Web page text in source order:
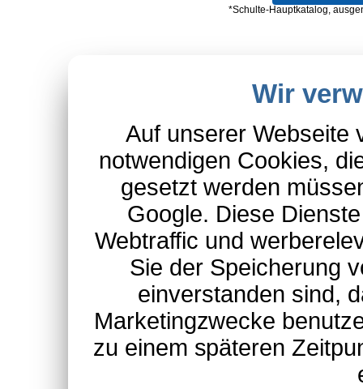
*Schulte-Hauptkatalog,
Wir
Auf unserer Webseite
notwendigen Cookies,
gesetzt werden
Google. Diese
Webtraffic und
Sie der Speicherung
einverstanden sind,
Marketingzwecke
zu einem späteren